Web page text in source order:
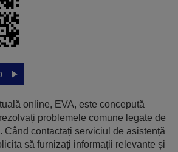
online, EVA, este concepută
problemele comune legate de
Când contactați serviciul de asistență
să furnizați informații relevante și